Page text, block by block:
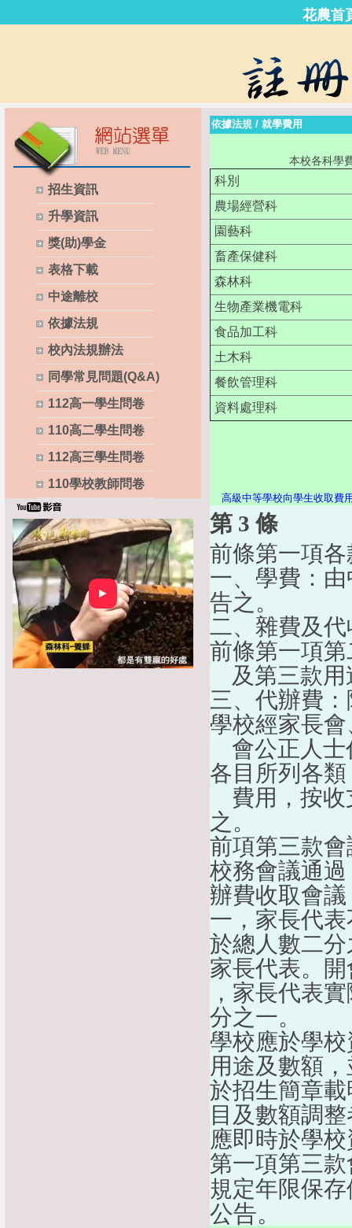
花農首
招生資訊
升學資訊
獎(助)學金
表格下載
中途離校
依據法規
校內法規辦法
同學常見問題(Q&A)
112高一學生問卷
110高二學生問卷
112高三學生問卷
110學校教師問卷
►
依據法規 / 就學費用
本校各科學
科別
農場經營科
園藝科
畜產保健科
森林科
生物產業機電科
食品加工科
土木科
餐飲管理科
資料處理科
高級中等學校向學生收取費
第 3 條
前條第一項
一、學費：
告之。
二、雜費及
前條第一項第
及第三款用
三、代辦費
學校經家長
會公正人士
各目所列各類
費用，按收
之。
前項第三款
校務會議通過
辦費收取會
一，家長代
於總人數二
家長代表。
，家長代表
分之一。
學校應於學
用途及數額
於招生簡章
目及數額調
應即時於學
第一項第三
規定年限保
公告。